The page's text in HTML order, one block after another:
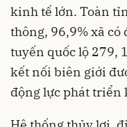
kinh tế lớn. Toàn
thông, 96,9% xã có
tuyến quốc lộ 279,
kết nối biên giới
động lực phát triển